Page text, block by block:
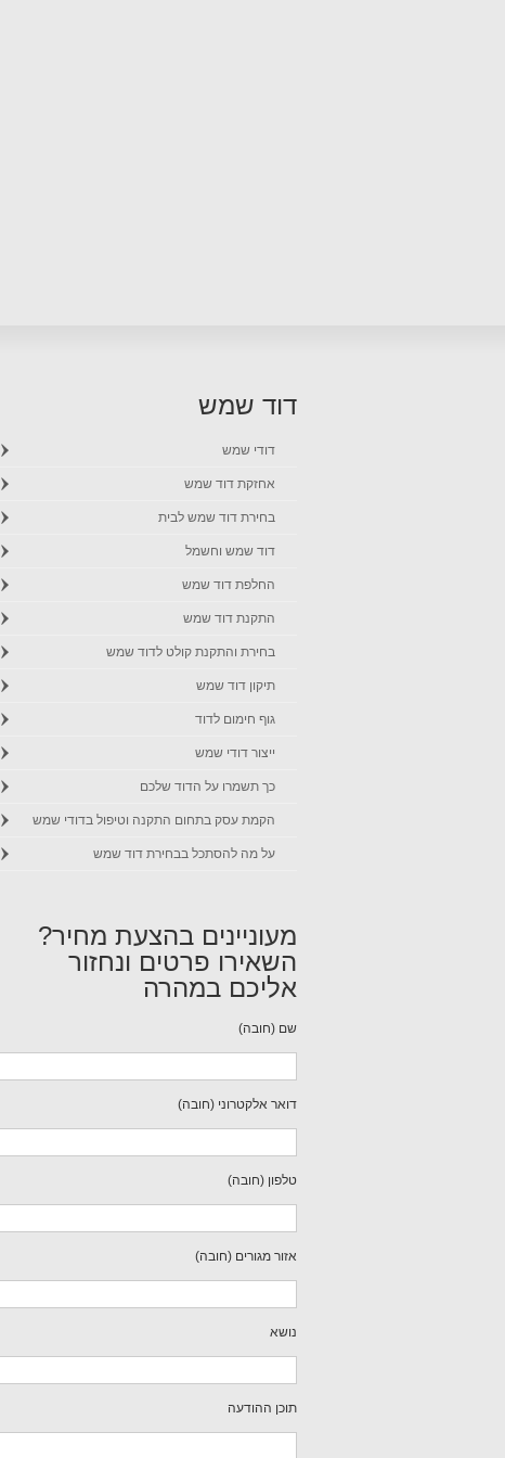
דוד שמש
דודי שמש
אחזקת דוד שמש
בחירת דוד שמש לבית
דוד שמש וחשמל
החלפת דוד שמש
התקנת דוד שמש
בחירת והתקנת קולט לדוד שמש
תיקון דוד שמש
גוף חימום לדוד
ייצור דודי שמש
כך תשמרו על הדוד שלכם
הקמת עסק בתחום התקנה וטיפול בדודי שמש
על מה להסתכל בבחירת דוד שמש
מעוניינים בהצעת מחיר?
השאירו פרטים ונחזור
אליכם במהרה
שם (חובה)
דואר אלקטרוני (חובה)
טלפון (חובה)
אזור מגורים (חובה)
נושא
תוכן ההודעה